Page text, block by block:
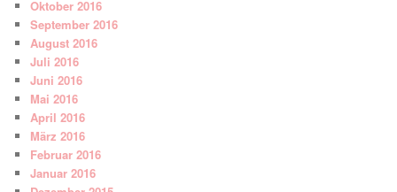
Oktober 2016
September 2016
August 2016
Juli 2016
Juni 2016
Mai 2016
April 2016
März 2016
Februar 2016
Januar 2016